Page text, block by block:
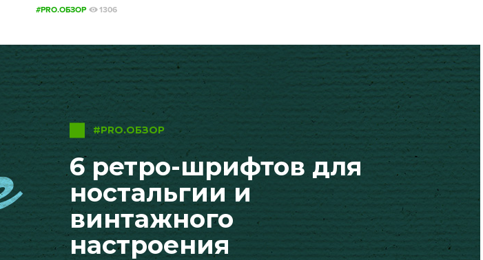
#PRO.ОБЗОР 1306
#PRO.ОБЗОР
6 ретро-шрифтов для
ностальгии и
винтажного
настроения